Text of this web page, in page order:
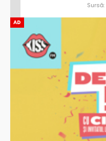
AD
Sursă: